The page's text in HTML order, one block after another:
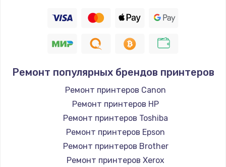
Заказать
Замена разъема питания
Заказать
Замена шлейфа
450 руб.
Заказать
Замена кнопки
Ремонт популярных брендов принтеров
Ремонт принтеров Canon
Ремонт принтеров HP
Ремонт принтеров Toshiba
Ремонт принтеров Epson
Ремонт принтеров Brother
Ремонт принтеров Xerox